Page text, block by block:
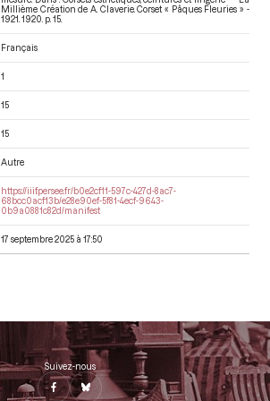
Millième Création de A. Claverie. Corset « Pâques Fleuries » -
1921 . 1920. p. 15.
Français
1
15
15
Autre
https://iiif.persee.fr/b0e2cf11-597c-427d-8ac7-
68bcc0acf13b/e28e90ef-5f81-4ecf-9643-
0b9a0881c82d/manifest
17 septembre 2025 à 17:50
Suivez-nous